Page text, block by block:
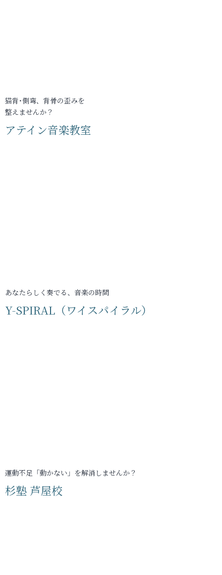
猫背･側弯、背骨の歪みを
整えませんか？
アテイン音楽教室
あなたらしく奏でる、音楽の時間
Y-SPIRAL（ワイスパイラル）
運動不足「動かない」を解消しませんか？
杉塾 芦屋校